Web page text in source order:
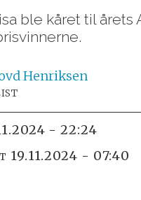
ble kåret til årets
Henriksen
- 22:24
19.11.2024 - 07:40